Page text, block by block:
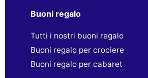
Buoni regalo
Tutti i nostri buoni regalo
Buoni regalo per crociere
Buoni regalo per cabaret